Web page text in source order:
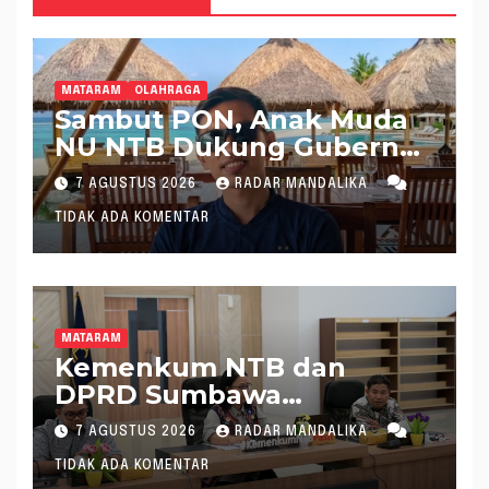
MATARAM OLAHRAGA
Sambut PON, Anak Muda
NU NTB Dukung Gubernur
Pimpin KONI NTB
7 AGUSTUS 2026 RADAR MANDALIKA
TIDAK ADA KOMENTAR
MATARAM
Kemenkum NTB dan
DPRD Sumbawa
Mantapkan Rencana
Pembentukan 8 Raperda
Inisiatif
7 AGUSTUS 2026 RADAR MANDALIKA
TIDAK ADA KOMENTAR